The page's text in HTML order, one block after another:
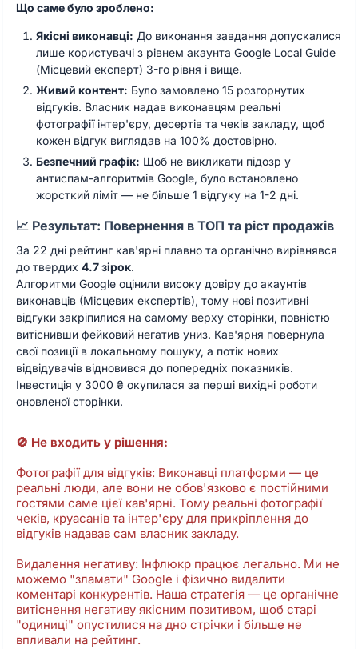
Що саме було зроблено:
Якісні виконавці: До виконання завдання допускалися
лише користувачі з рівнем акаунта Google Local Guide
(Місцевий експерт) 3-го рівня і вище.
Живий контент: Було замовлено 15 розгорнутих
відгуків. Власник надав виконавцям реальні
фотографії інтер'єру, десертів та чеків закладу, щоб
кожен відгук виглядав на 100% достовірно.
Безпечний графік: Щоб не викликати підозр у
антиспам-алгоритмів Google, було встановлено
жорсткий ліміт — не більше 1 відгуку на 1-2 дні.
📈 Результат: Повернення в ТОП та ріст продажів
За 22 дні рейтинг кав'ярні плавно та органічно вирівнявся
до твердих4.7 зірок.
Алгоритми Google оцінили високу довіру до акаунтів
виконавців (Місцевих експертів), тому нові позитивні
відгуки закріпилися на самому верху сторінки, повністю
витіснивши фейковий негатив униз. Кав'ярня повернула
свої позиції в локальному пошуку, а потік нових
відвідувачів відновився до попередніх показників.
Інвестиція у 3000 ₴ окупилася за перші вихідні роботи
оновленої сторінки.
🚫 Не входить у рішення:
Фотографії для відгуків: Виконавці платформи — це
реальні люди, але вони не обов'язково є постійними
гостями саме цієї кав'ярні. Тому реальні фотографії
чеків, круасанів та інтер'єру для прикріплення до
відгуків надавав сам власник закладу.
Видалення негативу: Інфлюкр працює легально. Ми не
можемо "зламати" Google і фізично видалити
коментарі конкурентів. Наша стратегія — це органічне
витіснення негативу якісним позитивом, щоб старі
"одиниці" опустилися на дно стрічки і більше не
впливали на рейтинг.